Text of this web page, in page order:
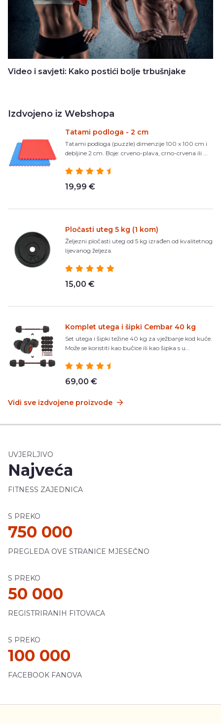
Video i savjeti: Kako postići bolje trbušnjake
Izdvojeno iz Webshopa
Tatami podloga - 2 cm
Tatami podloga (puzzle) dimenzije 100 x 100 cm i
debljine 2 cm. Boje: crveno-plava, crno-crvena ili ...
19,99 €
Pločasti uteg 5 kg (1 kom)
Željezni pločasti uteg od 5 kg izrađen od kvalitetnog
lijevanog željeza.
15,00 €
Komplet utega i šipki Cembar 40 kg
Set utega i šipki težine 40 kg za vježbanje kod kuće.
Može se koristiti kao bučice ili kao šipka s u...
69,00 €
Vidi sve izdvojene proizvode
UVJERLJIVO
Najveća
FITNESS ZAJEDNICA
S PREKO
750 000
PREGLEDA OVE STRANICE MJESEČNO
S PREKO
50 000
REGISTRIRANIH FITOVACA
S PREKO
100 000
FACEBOOK FANOVA